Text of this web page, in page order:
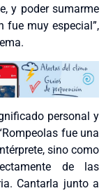
y poder sumarme
fue muy especial”,
personal y
fue una
sino como
de las
Cantarla junto a